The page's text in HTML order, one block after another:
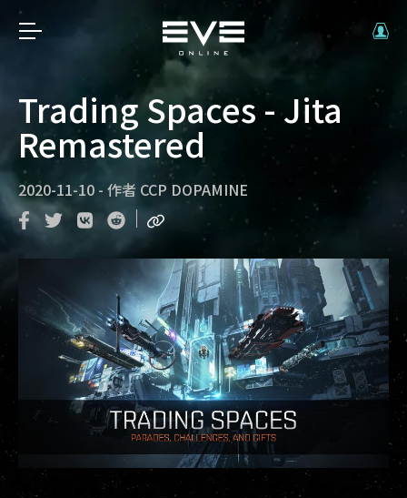
Trading Spaces - Jita
Remastered
2020-11-10 - 作者 CCP DOPAMINE